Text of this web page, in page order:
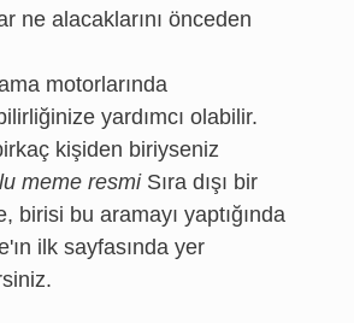
ne alacaklarını önceden
motorlarında
yardımcı olabilir.
kişiden biriyseniz
meme resmi Sıra dışı bir
birisi bu aramayı yaptığında
ilk sayfasında yer